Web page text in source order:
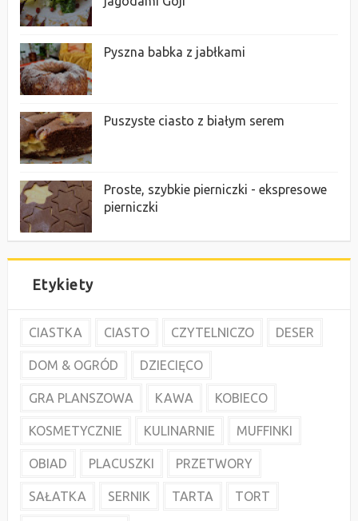
Pyszna babka z jabłkami
Puszyste ciasto z białym serem
Proste, szybkie pierniczki - ekspresowe
pierniczki
Etykiety
CIASTKA CIASTO CZYTELNICZO DESER
DOM & OGRÓD DZIECIĘCO
GRA PLANSZOWA KAWA KOBIECO
KOSMETYCZNIE KULINARNIE MUFFINKI
OBIAD PLACUSZKI PRZETWORY
SAŁATKA SERNIK TARTA TORT